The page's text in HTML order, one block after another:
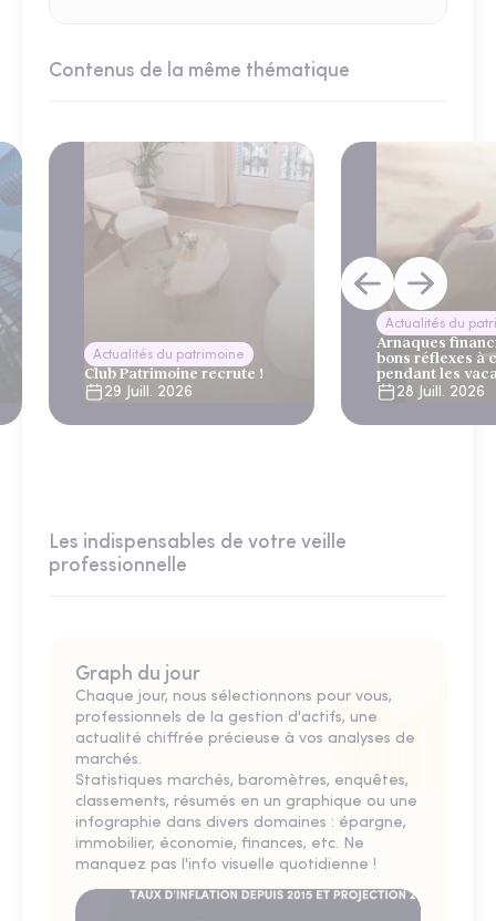
Contenus de la même thématique
Actualités du patrimoine
Club Patrimoine recrute !
29 Juill. 2026
Actualités du
Arnaques
bons réflexes à
pendant les
28 Juill. 2026
Les indispensables de votre veille
professionnelle
Graph du jour
Chaque jour, nous sélectionnons pour vous,
professionnels de la gestion d'actifs, une
actualité chiffrée précieuse à vos analyses de
marchés.
Statistiques marchés, baromètres, enquêtes,
classements, résumés en un graphique ou une
infographie dans divers domaines : épargne,
immobilier, économie, finances, etc. Ne
manquez pas l'info visuelle quotidienne !